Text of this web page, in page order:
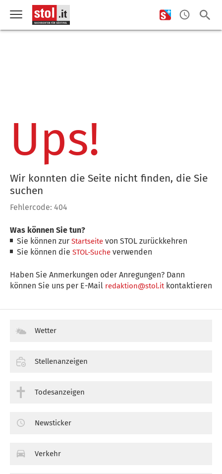
Ups!
Wir konnten die Seite nicht finden, die Sie
suchen
Fehlercode: 404
Was können Sie tun?
Sie können zurStartseite von STOL zurückkehren
Sie können dieSTOL-Suche verwenden
Haben Sie Anmerkungen oder Anregungen? Dann
können Sie uns per E-Mail redaktion@stol.itkontaktieren
Wetter
Stellenanzeigen
Todesanzeigen
Newsticker
Verkehr